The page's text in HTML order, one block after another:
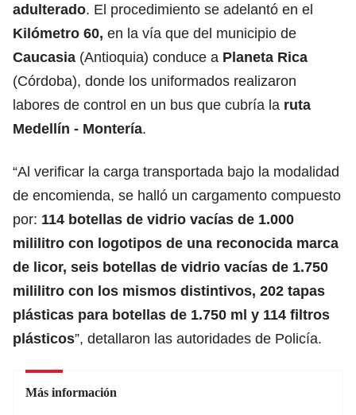
adulterado. El procedimiento se adelantó en el
Kilómetro 60, en la vía que del municipio de
Caucasia (Antioquia) conduce a Planeta Rica
(Córdoba), donde los uniformados realizaron
labores de control en un bus que cubría la ruta
Medellín - Montería.
“Al verificar la carga transportada bajo la modalidad
de encomienda, se halló un cargamento compuesto
por: 114 botellas de vidrio vacías de 1.000
mililitro con logotipos de una reconocida marca
de licor, seis botellas de vidrio vacías de 1.750
mililitro con los mismos distintivos, 202 tapas
plásticas para botellas de 1.750 ml y 114 filtros
plásticos”, detallaron las autoridades de Policía.
Más información